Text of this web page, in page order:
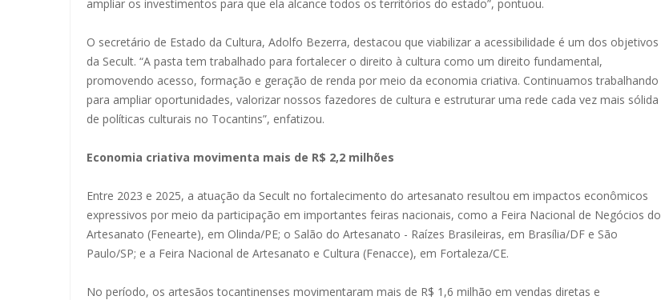
ampliar os investimentos para que ela alcance todos os territórios do estado”, pontuou.
O secretário de Estado da Cultura, Adolfo Bezerra, destacou que viabilizar a acessibilidade é um dos objetivos
da Secult. “A pasta tem trabalhado para fortalecer o direito à cultura como um direito fundamental,
promovendo acesso, formação e geração de renda por meio da economia criativa. Continuamos trabalhando
para ampliar oportunidades, valorizar nossos fazedores de cultura e estruturar uma rede cada vez mais sólida
de políticas culturais no Tocantins”, enfatizou.
Economia criativa movimenta mais de R$ 2,2 milhões
Entre 2023 e 2025, a atuação da Secult no fortalecimento do artesanato resultou em impactos econômicos
expressivos por meio da participação em importantes feiras nacionais, como a Feira Nacional de Negócios do
Artesanato (Fenearte), em Olinda/PE; o Salão do Artesanato - Raízes Brasileiras, em Brasília/DF e São
Paulo/SP; e a Feira Nacional de Artesanato e Cultura (Fenacce), em Fortaleza/CE.
No período, os artesãos tocantinenses movimentaram mais de R$ 1,6 milhão em vendas diretas e